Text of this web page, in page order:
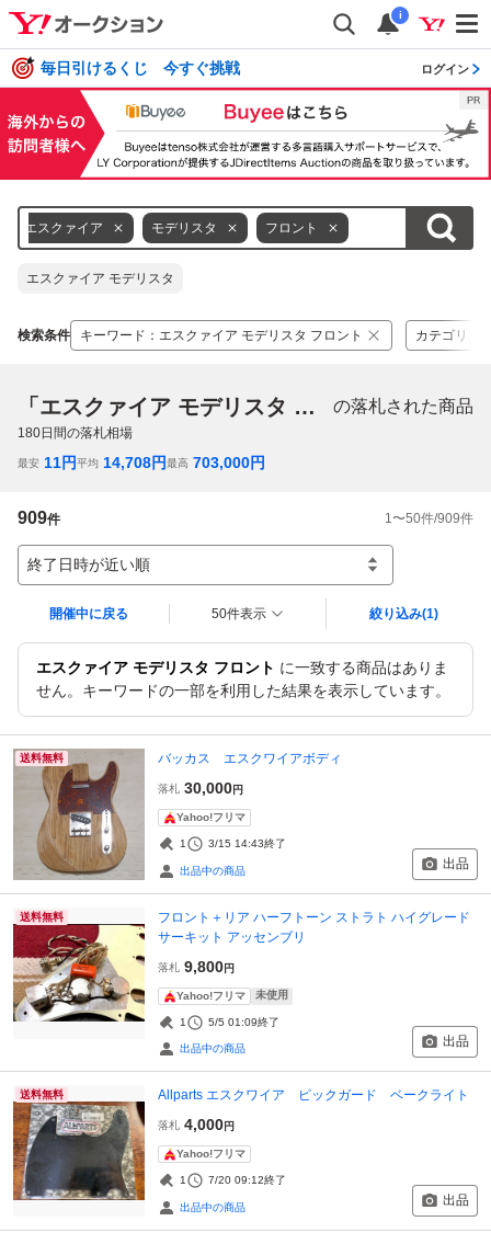
i
毎日引けるくじ 今すぐ挑戦 ログイン
エスクァイア モデリスタ フロント
エスクァイア モデリスタ
検索条件 キーワード ： エスクァイア モデリスタ フロント カテゴリ
「エスクァイア モデリスタ フロント」 の落札された商品
180日間の落札相場
最安 11円平均 14,708円最高 703,000円
909件 1 〜50件/909件
終了日時が近い順
開催中に戻る 50件表示 絞り込み(1)
エスクァイア モデリスタ フロント に一致する商品はありま
せん。キーワードの一部を利用した結果を表示しています。
送料無料 バッカス エスクワイアボディ
落札 30,000円
Yahoo!フリマ
1 3/15 14:43終了
出品中の商品 出品
送料無料
フロント＋リア ハーフトーン ストラト ハイグレード
サーキット アッセンブリ
落札 9,800円
Yahoo!フリマ 未使用
1 5/5 01:09終了
出品中の商品 出品
送料無料 Allparts エスクワイア ピックガード ベークライト
落札 4,000円
Yahoo!フリマ
1 7/20 09:12終了
出品中の商品 出品